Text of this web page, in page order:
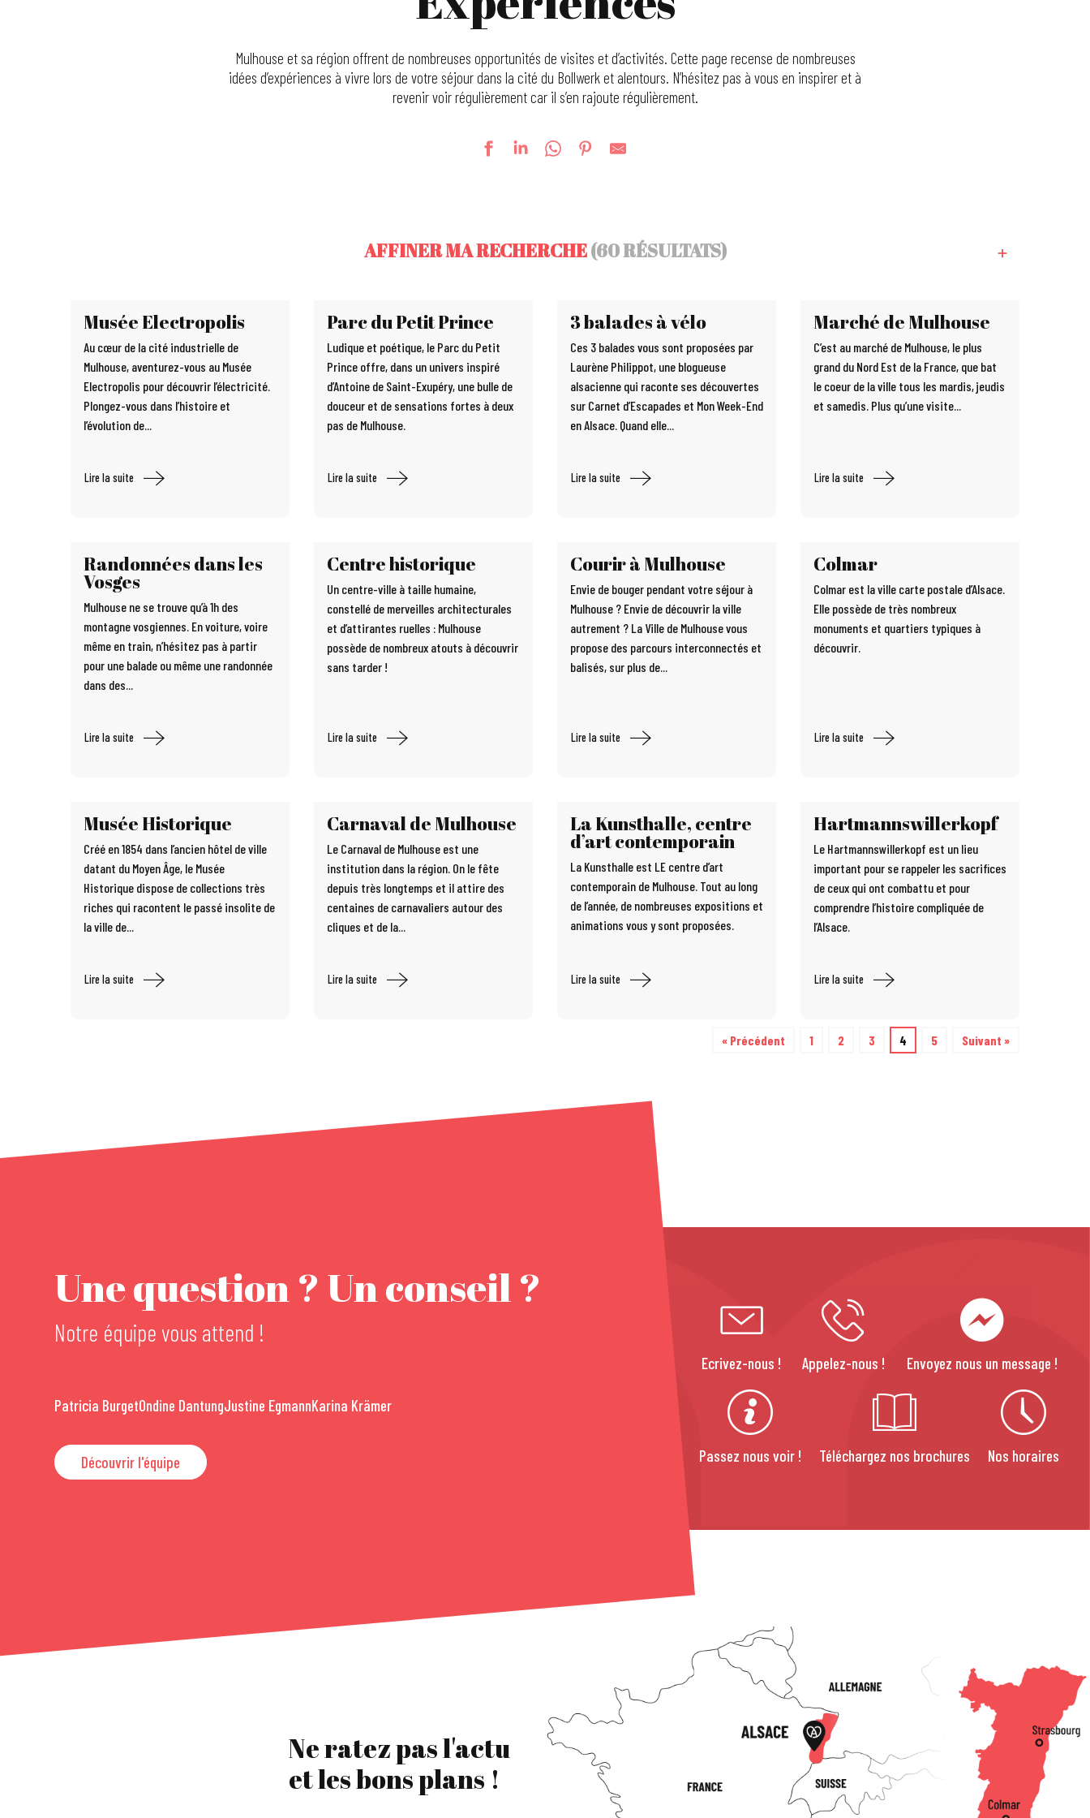
Mulhouse et sa région offrent de nombreuses opportunités de visites et d’activités. Cette page recense de nombreuses
idées d’expériences à vivre lors de votre séjour dans la cité du Bollwerk et alentours. N’hésitez pas à vous en inspirer et à
revenir voir régulièrement car il s’en rajoute régulièrement.
AFFINER MA RECHERCHE(60 RÉSULTATS)
Musée Electropolis
Au cœur de la cité industrielle de
Mulhouse, aventurez-vous au Musée
Electropolis pour découvrir l’électricité.
Plongez-vous dans l’histoire et
l’évolution de...
Lire la suite
Parc du Petit Prince
Ludique et poétique, le Parc du Petit
Prince offre, dans un univers inspiré
d’Antoine de Saint-Exupéry, une bulle de
douceur et de sensations fortes à deux
pas de Mulhouse.
Lire la suite
3 balades à vélo
Ces 3 balades vous sont proposées par
Laurène Philippot, une blogueuse
alsacienne qui raconte ses découvertes
sur Carnet d’Escapades et Mon Week-End
en Alsace. Quand elle...
Lire la suite
Marché de Mulhouse
C’est au marché de Mulhouse, le plus
grand du Nord Est de la France, que bat
le coeur de la ville tous les mardis, jeudis
et samedis. Plus qu’une visite...
Lire la suite
Randonnées dans les
Vosges
Mulhouse ne se trouve qu’à 1h des
montagne vosgiennes. En voiture, voire
même en train, n’hésitez pas à partir
pour une balade ou même une randonnée
dans des...
Lire la suite
Centre historique
Un centre-ville à taille humaine,
constellé de merveilles architecturales
et d’attirantes ruelles : Mulhouse
possède de nombreux atouts à découvrir
sans tarder !
Lire la suite
Courir à Mulhouse
Envie de bouger pendant votre séjour à
Mulhouse ? Envie de découvrir la ville
autrement ? La Ville de Mulhouse vous
propose des parcours interconnectés et
balisés, sur plus de...
Lire la suite
Colmar
Colmar est la ville carte postale d’Alsace.
Elle possède de très nombreux
monuments et quartiers typiques à
découvrir.
Lire la suite
Musée Historique
Créé en 1854 dans l’ancien hôtel de ville
datant du Moyen Âge, le Musée
Historique dispose de collections très
riches qui racontent le passé insolite de
la ville de...
Lire la suite
Carnaval de Mulhouse
Le Carnaval de Mulhouse est une
institution dans la région. On le fête
depuis très longtemps et il attire des
centaines de carnavaliers autour des
cliques et de la...
Lire la suite
La Kunsthalle, centre
d’art contemporain
La Kunsthalle est LE centre d’art
contemporain de Mulhouse. Tout au long
de l’année, de nombreuses expositions et
animations vous y sont proposées.
Lire la suite
Hartmannswillerkopf
Le Hartmannswillerkopf est un lieu
important pour se rappeler les sacrifices
de ceux qui ont combattu et pour
comprendre l’histoire compliquée de
l’Alsace.
Lire la suite
« Précédent 1 2 3 4 5 Suivant »
Une question ? Un conseil ?
Notre équipe vous attend !
Patricia BurgetOndine DantungJustine EgmannKarina Krämer
Découvrir l'équipe
Ecrivez-nous ! Appelez-nous ! Envoyez nous un message !
Passez nous voir ! Téléchargez nos brochures Nos horaires
Ne ratez pas l'actu
et les bons plans !